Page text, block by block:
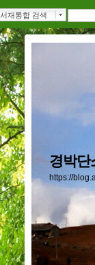
서재통합 검색
경박단
https://